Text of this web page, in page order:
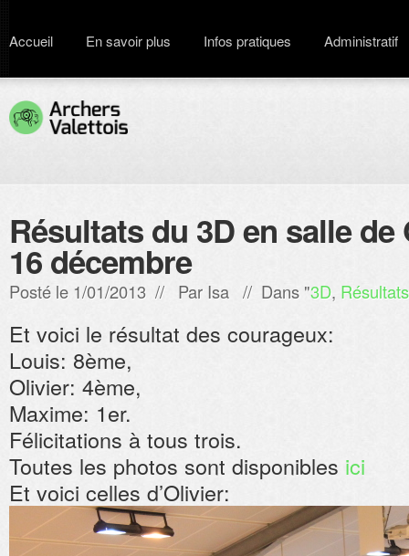
Accueil En savoir plus Infos pratiques Administratif
Résultats du 3D en salle
16 décembre
Posté le 1/01/2013 // Par Isa // Dans "3D, Résultats
Et voici le résultat des courageux:
Louis: 8ème,
Olivier: 4ème,
Maxime: 1er.
Félicitations à tous trois.
Toutes les photos sont disponibles ici
Et voici celles d’Olivier: